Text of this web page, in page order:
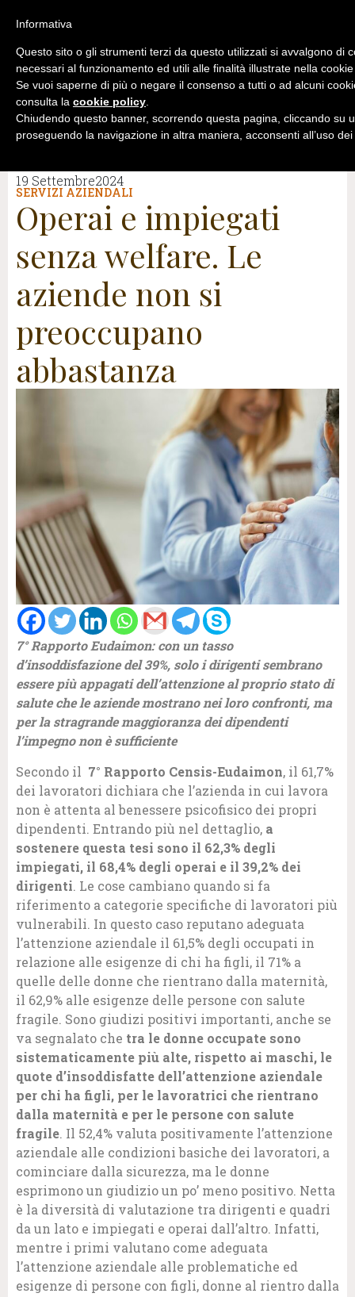
19 Settembre2024
SERVIZI AZIENDALI
Operai e impiegati
senza welfare. Le
aziende non si
preoccupano
abbastanza
7° Rapporto Eudaimon: con un tasso
d’insoddisfazione del 39%, solo i dirigenti sembrano
essere più appagati dell’attenzione al proprio stato di
salute che le aziende mostrano nei loro confronti, ma
per la stragrande maggioranza dei dipendenti
l’impegno non è sufficiente
Secondo il 7° Rapporto Censis-Eudaimon, il 61,7%
dei lavoratori dichiara che l’azienda in cui lavora
non è attenta al benessere psicofisico dei propri
dipendenti. Entrando più nel dettaglio, a
sostenere questa tesi sono il 62,3% degli
impiegati, il 68,4% degli operai e il 39,2% dei
dirigenti. Le cose cambiano quando si fa
riferimento a categorie specifiche di lavoratori più
vulnerabili. In questo caso reputano adeguata
l’attenzione aziendale il 61,5% degli occupati in
relazione alle esigenze di chi ha figli, il 71% a
quelle delle donne che rientrano dalla maternità,
il 62,9% alle esigenze delle persone con salute
fragile. Sono giudizi positivi importanti, anche se
va segnalato che tra le donne occupate sono
sistematicamente più alte, rispetto ai maschi, le
quote d’insoddisfatte dell’attenzione aziendale
per chi ha figli, per le lavoratrici che rientrano
dalla maternità e per le persone con salute
fragile. Il 52,4% valuta positivamente l’attenzione
aziendale alle condizioni basiche dei lavoratori, a
cominciare dalla sicurezza, ma le donne
esprimono un giudizio un po’ meno positivo. Netta
è la diversità di valutazione tra dirigenti e quadri
da un lato e impiegati e operai dall’altro. Infatti,
mentre i primi valutano come adeguata
l’attenzione aziendale alle problematiche ed
esigenze di persone con figli, donne al rientro dalla
Informativa
Questo sito o gli strumenti terzi da questo utilizzati si avvalgono di
necessari al funzionamento ed utili alle finalità illustrate nella
Se vuoi saperne di più o negare il consenso a tutti o ad alcuni
consulta la cookie policy.
Chiudendo questo banner, scorrendo questa pagina, cliccando su
proseguendo la navigazione in altra maniera, acconsenti all’uso